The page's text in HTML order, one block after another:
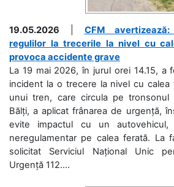
19.05.2026
CFM
regulilor la trecerile la nivel cu
provoca accidente grave
La 19 mai 2026, în jurul orei 14.15, a
incident la o trecere la nivel cu calea
unui tren, care circula pe tronsonul
Bălți, a aplicat frânarea de urgență,
evite impactul cu un
neregulamentar pe calea ferată. La
solicitat Serviciul Național Unic
Urgență 112....